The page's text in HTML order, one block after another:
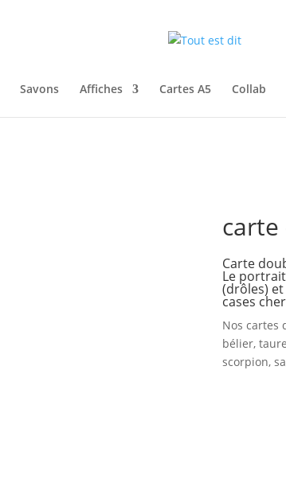
Savons Affiches Cartes A5 Collab
carte
Carte
Le
(drôles)
cases
Nos cartes
bélier,
scorpion,